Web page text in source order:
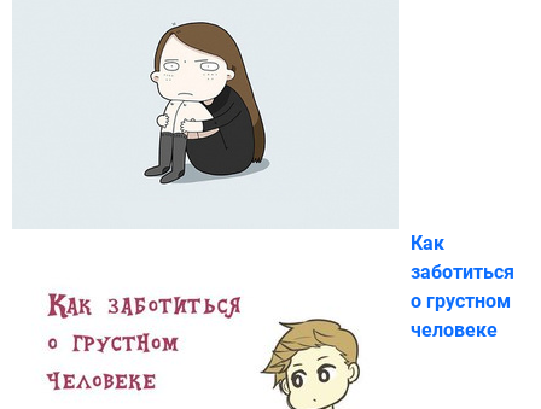
Как
заботиться
о грустном
человеке